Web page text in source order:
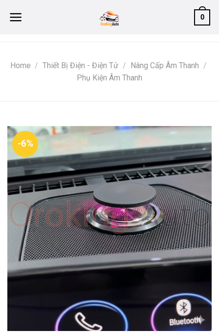
0
Home / Thiết Bị Điện - Điện Tử / Nâng Cấp Âm Thanh /
Phụ Kiện Âm Thanh
-6%